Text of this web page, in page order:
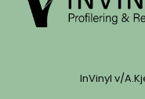
InVinyl v/